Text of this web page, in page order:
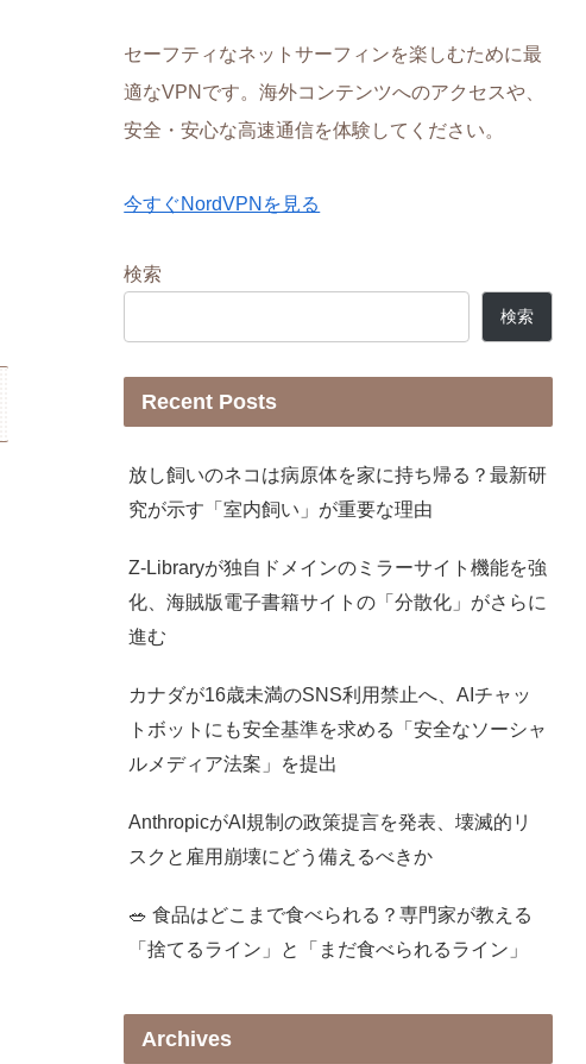
セーフティなネットサーフィンを楽しむために最
適なVPNです。海外コンテンツへのアクセスや、
安全・安心な高速通信を体験してください。
今すぐNordVPNを見る
検索
検索
Recent Posts
放し飼いのネコは病原体を家に持ち帰る？最新研
究が示す「室内飼い」が重要な理由
Z-Libraryが独自ドメインのミラーサイト機能を強
化、海賊版電子書籍サイトの「分散化」がさらに
進む
カナダが16歳未満のSNS利用禁止へ、AIチャッ
トボットにも安全基準を求める「安全なソーシャ
ルメディア法案」を提出
AnthropicがAI規制の政策提言を発表、壊滅的リ
スクと雇用崩壊にどう備えるべきか
🥗 食品はどこまで食べられる？専門家が教える
「捨てるライン」と「まだ食べられるライン」
Archives